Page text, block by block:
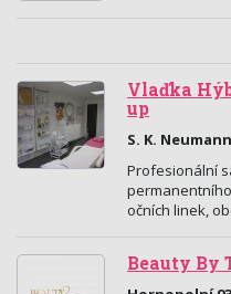
Vlaďka
up
S. K.
Profesionální
očních linek,
Beauty By